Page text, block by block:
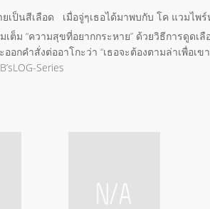
เป็นสีเลือด เมื่อจู่ๆเธอได้มาพบกับ โค แวมไพ
ต็ม “ความสุขที่อยากกระหาย” ด้วยวิธีการดูดเ
กคำสั่งต่ออาโกะว่า “เธอจะต้องตามล่าเพื่อเข
Series